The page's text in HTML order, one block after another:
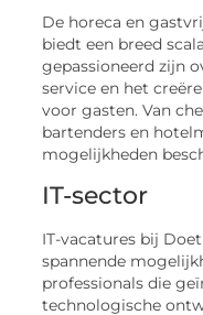
De horeca en
biedt een breed
gepassioneerd zijn
service en het
voor gasten. Van
bartenders en
mogelijkheden
IT-sector
IT-vacatures bij
spannende
professionals die
technologische